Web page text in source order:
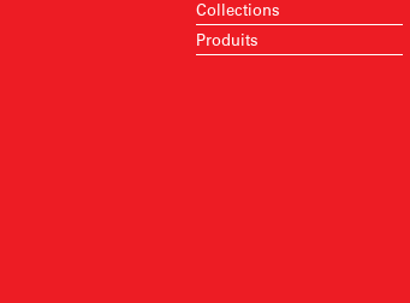
Collections
Produits